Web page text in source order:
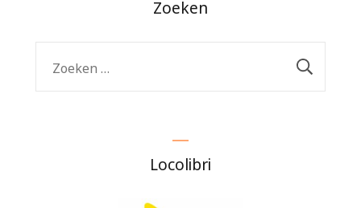
Zoeken
naar:
Locolibri